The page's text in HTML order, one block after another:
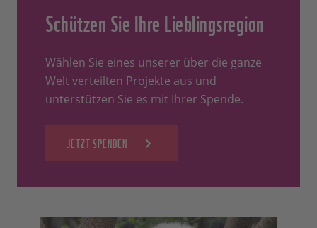
Schützen Sie Ihre Lieblingsregion
Wählen Sie eines unserer über die ganze
Welt verteilten Projekte aus und
unterstützen Sie es mit Ihrer Spende.
JETZT SPENDEN